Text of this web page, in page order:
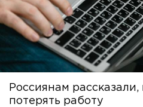
Россиянам
потерять работу